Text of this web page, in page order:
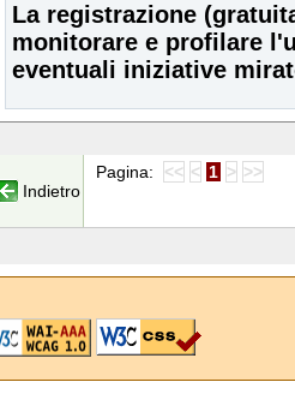
La registrazione
monitorare e profilare
eventuali iniziative
Indietro
Pagina: << < 1 > >>